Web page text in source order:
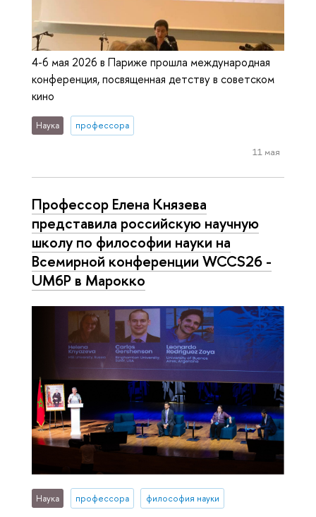
4-6 мая 2026 в Париже прошла международная
конференция, посвященная детству в советском
кино
Наука профессора
11 мая
Профессор Елена Князева
представила российскую научную
школу по философии науки на
Всемирной конференции WCCS26 -
UM6P в Марокко
Наука профессора философия науки